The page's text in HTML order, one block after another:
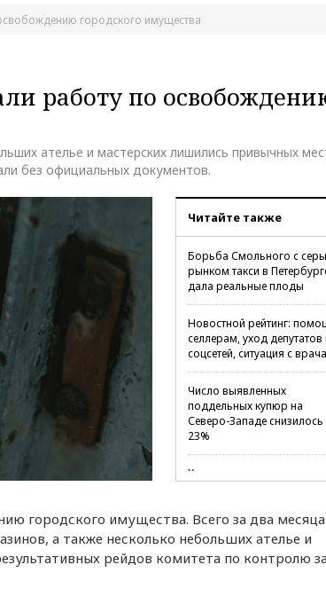
городского имущества
работу по
ателье и мастерских лишились привычных
без официальных документов.
Читайте также
Борьба Смольного с
рынком такси в
дала реальные плоды
Новостной рейтинг:
селлерам, уход депутатов
соцсетей, ситуация с
Число выявленных
поддельных купюр на
Северо-Западе снизилось
23%
Хакеры получили
В Минцифры заявили, что
мессенджер «Макс»
останется в РФ навсегда
городского имущества. Всего за два месяца
а также несколько небольших ателье и
рейдов комитета по контролю за